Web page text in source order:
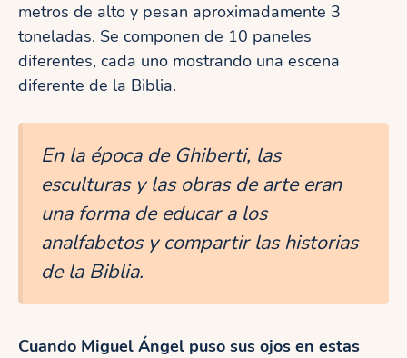
metros de alto y pesan aproximadamente 3
toneladas. Se componen de 10 paneles
diferentes, cada uno mostrando una escena
diferente de la Biblia.
En la época de Ghiberti, las
esculturas y las obras de arte eran
una forma de educar a los
analfabetos y compartir las historias
de la Biblia.
Cuando Miguel Ángel puso sus ojos en estas